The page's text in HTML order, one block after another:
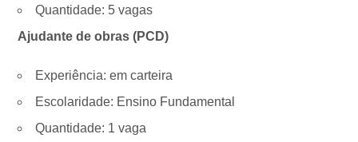
Quantidade: 5 vagas
Ajudante de obras (PCD)
Experiência: em carteira
Escolaridade: Ensino Fundamental
Quantidade: 1 vaga